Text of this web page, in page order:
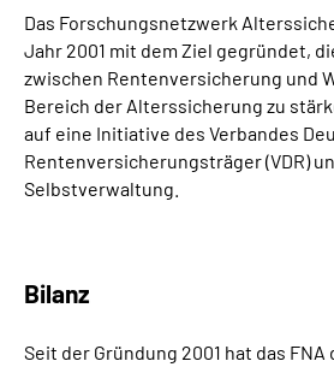
Gebärdensprache
Erklärung zur Barrierefreiheit in
Erweiterte Suche
Das Forschungsnetzwerk
Jahr 2001 mit dem Ziel gegründet,
zwischen Rentenversicherung und
Bereich der Alterssicherung zu
auf eine Initiative des Verbandes
Rentenversicherungsträger (VDR)
Selbstverwaltung.
Bilanz
Seit der Gründung 2001 hat das